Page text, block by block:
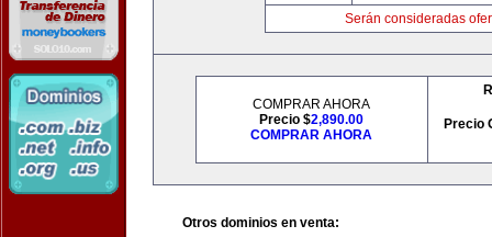
Serán consideradas
COMPRAR AHORA
Precio $2,890.00
COMPRAR AHORA
Precio
Otros dominios en venta: